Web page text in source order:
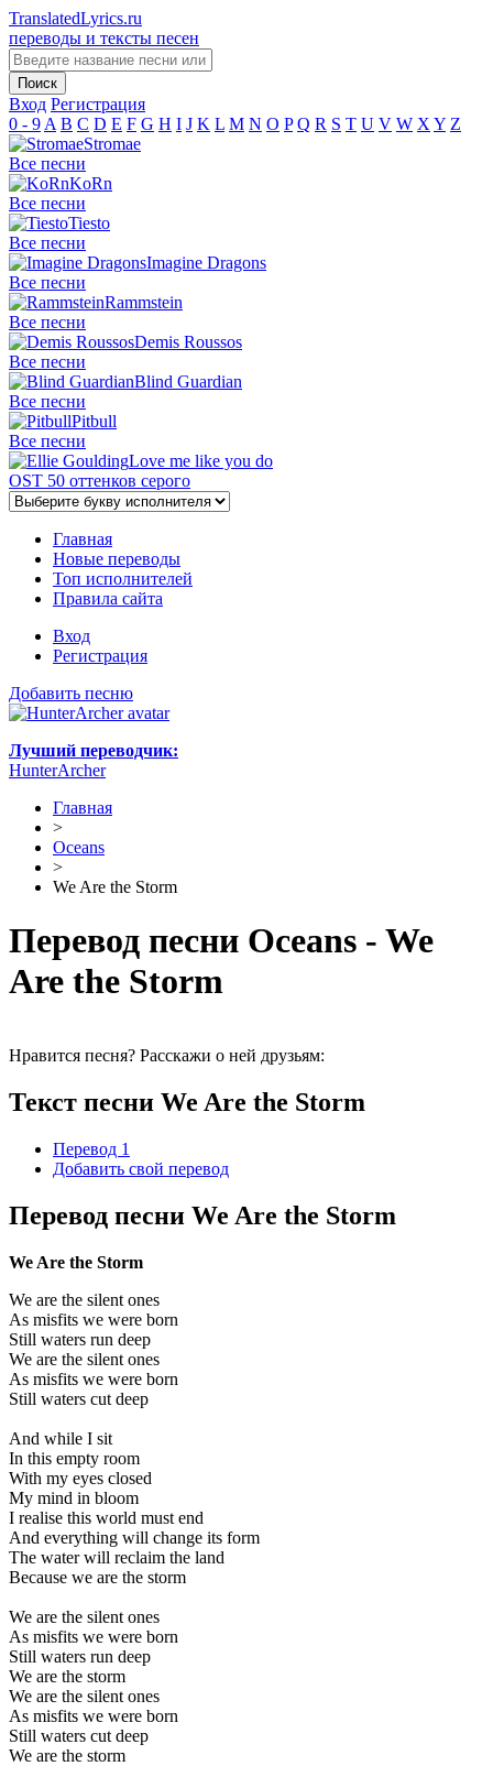
TranslatedLyrics.ru
переводы и тексты песен
Вход Регистрация
0 - 9 A B C D E F G H I J K L M N O P Q R S T U V W X Y Z
Stromae
Все песни
KoRn
Все песни
Tiesto
Все песни
Imagine Dragons
Все песни
Rammstein
Все песни
Demis Roussos
Все песни
Blind Guardian
Все песни
Pitbull
Все песни
Love me like you do
OST 50 оттенков серого
Главная
Новые переводы
Топ исполнителей
Правила сайта
Вход
Регистрация
Добавить песню
Лучший переводчик:
HunterArcher
Главная
>
Oceans
>
We Are the Storm
Перевод песни Oceans - We
Are the Storm
Нравится песня? Расскажи о ней друзьям:
Текст песни We Are the Storm
Перевод 1
Добавить свой перевод
Перевод песни We Are the Storm
We Are the Storm
We are the silent ones
As misfits we were born
Still waters run deep
We are the silent ones
As misfits we were born
Still waters cut deep
And while I sit
In this empty room
With my eyes closed
My mind in bloom
I realise this world must end
And everything will change its form
The water will reclaim the land
Because we are the storm
We are the silent ones
As misfits we were born
Still waters run deep
We are the storm
We are the silent ones
As misfits we were born
Still waters cut deep
We are the storm